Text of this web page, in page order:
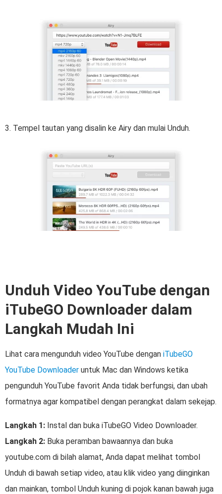
3. Tempel tautan yang disalin ke Airy dan mulai Unduh.
Unduh Video YouTube dengan
iTubeGO Downloader dalam
Langkah Mudah Ini
Lihat cara mengunduh video YouTube dengan iTubeGO
YouTube Downloader untuk Mac dan Windows ketika
pengunduh YouTube favorit Anda tidak berfungsi, dan ubah
formatnya agar kompatibel dengan perangkat dalam sekejap.
Langkah 1: Instal dan buka iTubeGO Video Downloader.
Langkah 2: Buka peramban bawaannya dan buka
youtube.com di bilah alamat, Anda dapat melihat tombol
Unduh di bawah setiap video, atau klik video yang diinginkan
dan mainkan, tombol Unduh kuning di pojok kanan bawah juga